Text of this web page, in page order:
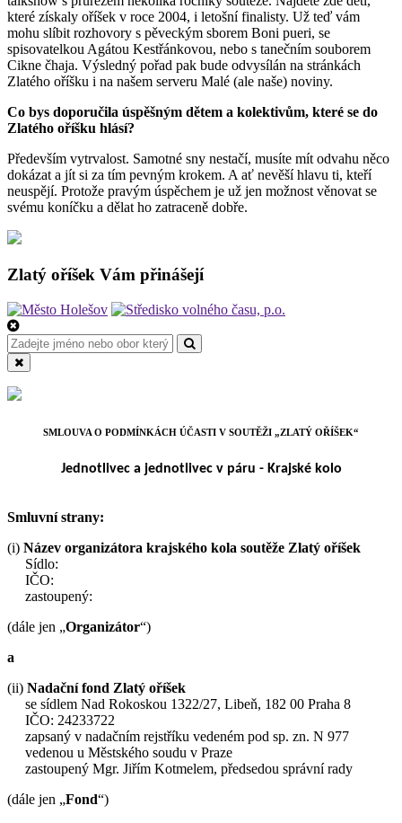
které získaly oříšek v roce 2004, i letošní finalisty. Už teď vám
mohu slíbit rozhovory s pěveckým sborem Boni pueri, se
spisovatelkou Agátou Kestřánkovou, nebo s tanečním souborem
Cikne čhaja. Výsledný pořad pak bude odvysílán na stránkách
Zlatého oříšku i na našem serveru Malé (ale naše) noviny.
Co bys doporučila úspěšným dětem a kolektivům, které se do
Zlatého oříšku hlásí?
Především vytrvalost. Samotné sny nestačí, musíte mít odvahu něco
dokázat a jít si za tím pevným krokem. A ať nevěší hlavu ti, kteří
neuspějí. Protože pravým úspěchem je už jen možnost věnovat se
svému koníčku a dělat ho zatraceně dobře.
Zlatý oříšek Vám přinášejí
SMLOUVA O PODMÍNKÁCH ÚČASTI V SOUTĚŽI „ZLATÝ OŘÍŠEK“
Jednotlivec a jednotlivec v páru - Krajské kolo
Smluvní strany:
(i) Název organizátora krajského kola soutěže Zlatý oříšek
Sídlo:
IČO:
zastoupený:
(dále jen „Organizátor“)
a
(ii) Nadační fond Zlatý oříšek
se sídlem Nad Rokoskou 1322/27, Libeň, 182 00 Praha 8
IČO: 24233722
zapsaný v nadačním rejstříku vedeném pod sp. zn. N 977
vedenou u Městského soudu v Praze
zastoupený Mgr. Jiřím Kotmelem, předsedou správní rady
(dále jen „Fond“)